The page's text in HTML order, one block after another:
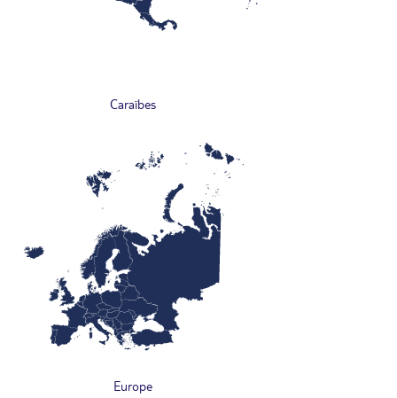
Caraïbes
Europe